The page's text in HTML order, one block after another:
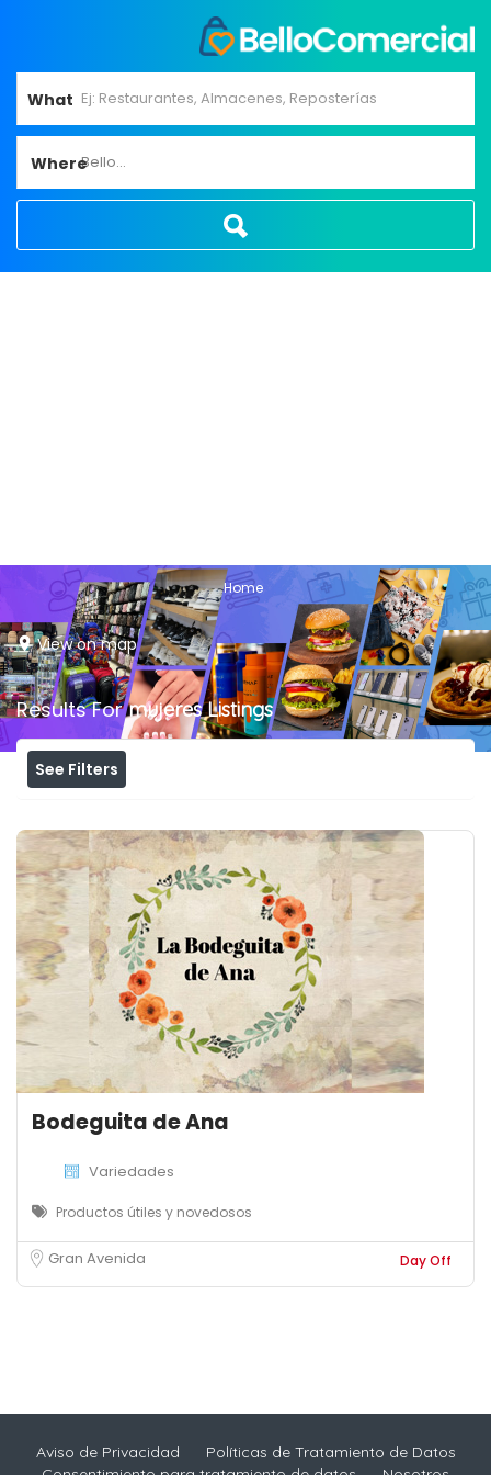
What
WhereBello...
Home
View on map
Results Formujeres Listings
See Filters
Bodeguita de Ana
Variedades
Productos útiles y novedosos
Gran Avenida Day Off
Aviso de Privacidad
Políticas de Tratamiento de Datos